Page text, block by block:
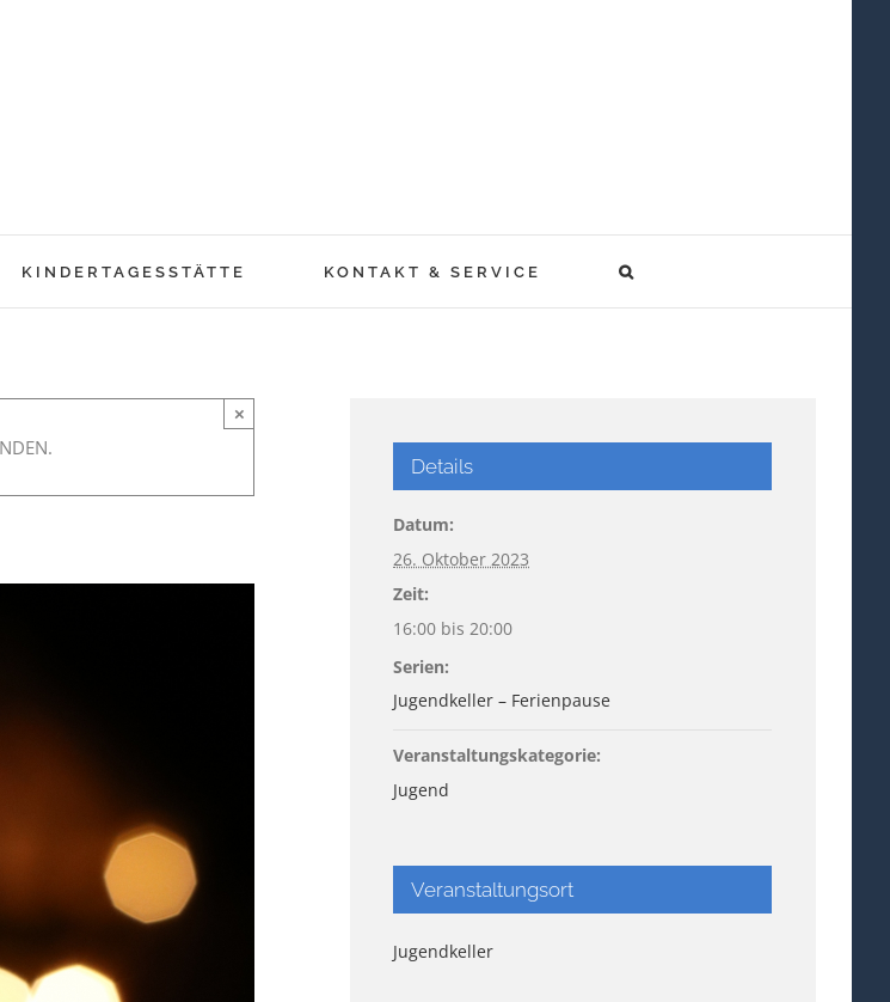
KINDERTAGESSTÄTTE KONTAKT & SERVICE
×
Details
Datum:
26. Oktober 2023
Zeit:
16:00 bis 20:00
Serien:
Jugendkeller – Ferienpause
Veranstaltungskategorie:
Jugend
Veranstaltungsort
Jugendkeller